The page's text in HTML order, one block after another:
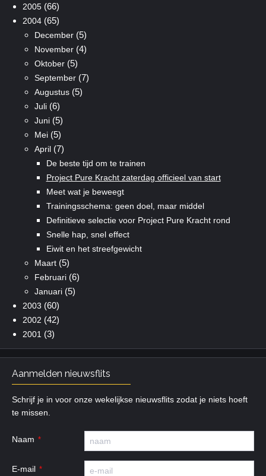
2005(66)
2004(65)
December(5)
November(4)
Oktober(5)
September(7)
Augustus(5)
Juli(6)
Juni(5)
Mei(5)
April(7)
De beste tijd om te trainen
Project Pure Kracht zaterdag officieel van start
Meet wat je beweegt
Trainingsschema: geen doel, maar middel
Definitieve selectie voor Project Pure Kracht rond
Snelle hap, snel effect
Eiwit en het streefgewicht
Maart(5)
Februari(6)
Januari(5)
2003 (60)
2002 (42)
2001 (3)
Aanmelden nieuwsflits
Schrijf je in voor onze wekelijkse nieuwsflits zodat je niets hoeft
te missen.
Naam
E-mail